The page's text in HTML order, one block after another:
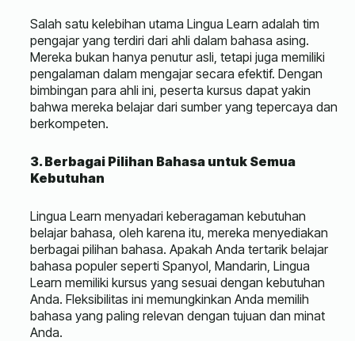
Salah satu kelebihan utama Lingua Learn adalah tim
pengajar yang terdiri dari ahli dalam bahasa asing.
Mereka bukan hanya penutur asli, tetapi juga memiliki
pengalaman dalam mengajar secara efektif. Dengan
bimbingan para ahli ini, peserta kursus dapat yakin
bahwa mereka belajar dari sumber yang tepercaya dan
berkompeten.
3. Berbagai Pilihan Bahasa untuk Semua
Kebutuhan
Lingua Learn menyadari keberagaman kebutuhan
belajar bahasa, oleh karena itu, mereka menyediakan
berbagai pilihan bahasa. Apakah Anda tertarik belajar
bahasa populer seperti Spanyol, Mandarin, Lingua
Learn memiliki kursus yang sesuai dengan kebutuhan
Anda. Fleksibilitas ini memungkinkan Anda memilih
bahasa yang paling relevan dengan tujuan dan minat
Anda.